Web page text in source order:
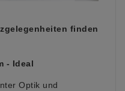
finden
- Ideal
Optik und